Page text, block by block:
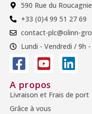
590 Rue du
+33 (0)4 99 51 27 69
contact-plc@olinn-
Lundi - Vendredi / 9h
A propos
Livraison et Frais de port
Grâce à vous